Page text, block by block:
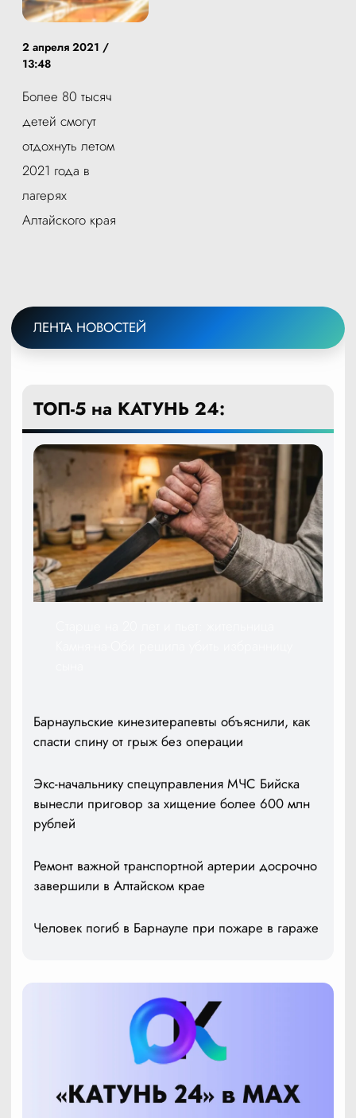
2 апреля 2021 /
13:48
Более 80 тысяч
детей смогут
отдохнуть летом
2021 года в
лагерях
Алтайского края
ЛЕНТА НОВОСТЕЙ
ТОП-5 на КАТУНЬ 24:
Барнаульские кинезитерапевты объяснили, как
спасти спину от грыж без операции
Экс-начальнику спецуправления МЧС Бийска
вынесли приговор за хищение более 600 млн
рублей
Ремонт важной транспортной артерии досрочно
завершили в Алтайском крае
Человек погиб в Барнауле при пожаре в гараже